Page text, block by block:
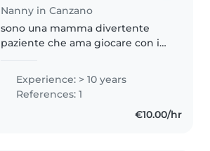
Nanny in Canzano
sono una mamma divertente
paziente che ama giocare con i
piace cucinare lavare stirare tutto
ciò che occorre fare x aiutare.
Experience: > 10 years
References: 1
€10.00/hr